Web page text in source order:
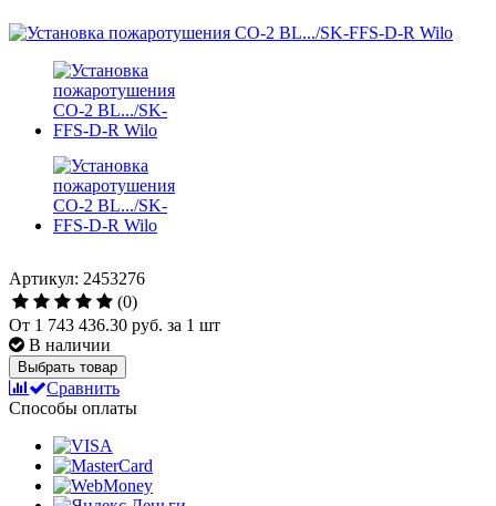
Артикул: 2453276
(0)
От 1 743 436.30 руб. за 1 шт
В наличии
Выбрать товар
Сравнить
Способы оплаты